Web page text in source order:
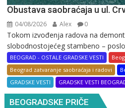
Obustava saobraćaja u ul.
04/08/2026 Alex 0
Tokom izvođenja radova na
slobodnostojećeg stambeno –
BEOGRAD - OSTALE GRADSKE VESTI
Beograd zatvaranje saobraćaja i radovi
GRADSKE VESTI
GRADSKE VESTI
BEOGRADSKE PRIČE